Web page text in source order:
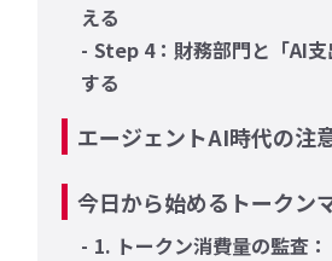
える
Step 4：財務部門と「AI
する
エージェントAI時代の注
今日から始めるトークン
1. トークン消費量の監査